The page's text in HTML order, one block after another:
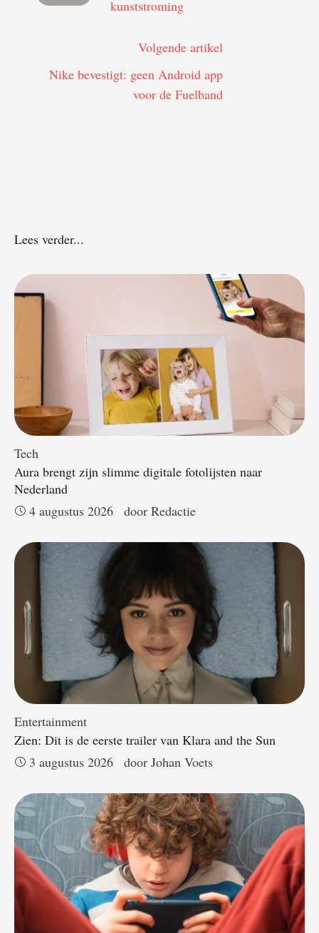
kunststroming
Volgende artikel
Nike bevestigt: geen Android app
voor de Fuelband
Lees verder...
Tech
Aura brengt zijn slimme digitale fotolijsten naar
Nederland
4 augustus 2026
door Redactie
Entertainment
Zien: Dit is de eerste trailer van Klara and the Sun
3 augustus 2026
door Johan Voets